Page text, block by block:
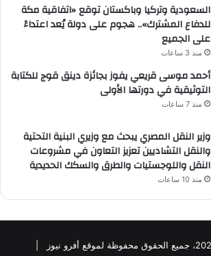
السعودية وتركيا وباكستان توقع «اتفاقية مكة
للدفاع المشترك».. هجوم على دولة يُعد اعتداءً
على الجميع
منذ 3 ساعات
أحمد موسى قريعي يفوز بجائزة دينق قوج للكتابة
التوثيقية في دورتها الأولى
منذ 7 ساعات
وزير النقل المصري يبحث مع وزيري البنية التحتية
والنقل التشاديين تعزيز التعاون في مشروعات
النقل واللوجستيات والطرق والسكك الحديدية
منذ 10 ساعات